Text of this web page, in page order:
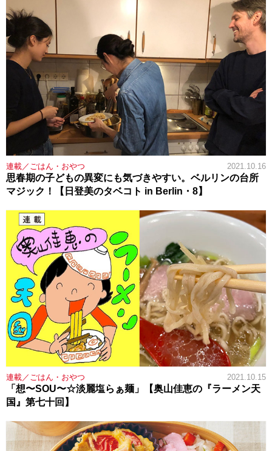
連載／ごはん・おやつ 2021.10.16
思春期の子どもの異変にも気づきやすい。ベルリンの台所
マジック！【日登美のタベコト in Berlin・8】
連載／ごはん・おやつ 2021.10.15
「想〜SOU〜☆淡麗塩らぁ麺」【奥山佳恵の『ラーメン天
国』第七十回】